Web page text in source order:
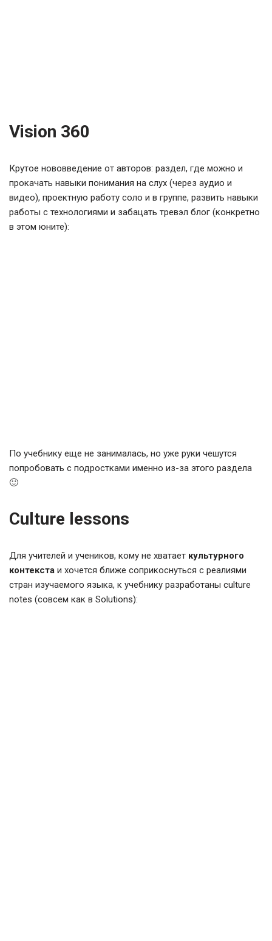
Vision 360
Крутое нововведение от авторов: раздел, где можно и
прокачать навыки понимания на слух (через аудио и
видео), проектную работу соло и в группе, развить навыки
работы с технологиями и забацать тревэл блог (конкретно
в этом юните):
По учебнику еще не занималась, но уже руки чешутся
попробовать с подростками именно из-за этого раздела
🙂
Culture lessons
Для учителей и учеников, кому не хватает культурного
контекста и хочется ближе соприкоснуться с реалиями
стран изучаемого языка, к учебнику разработаны culture
notes (совсем как в Solutions):